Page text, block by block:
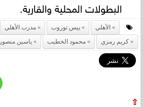
البطولات المحلية والقارية.
الأهلي ييس توروب مدرب الأهلي
كريم رمزي
محمود الخطيب ياسين منصور
⇧